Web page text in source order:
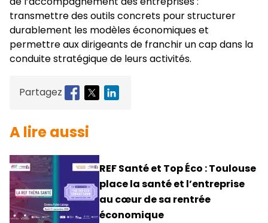
transmettre des outils concrets pour structurer
durablement les modèles économiques et
permettre aux dirigeants de franchir un cap dans la
conduite stratégique de leurs activités.
Partagez
A lire aussi
REF Santé et Top Éco : Toulouse
place la santé et l’entreprise
au cœur de sa rentrée
économique